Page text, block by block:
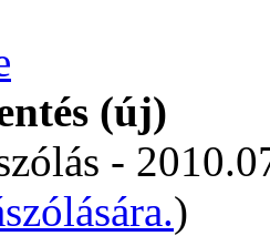
(új)
-
)